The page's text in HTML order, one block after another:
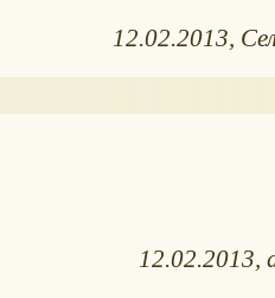
12.02.2013
12.02.2013